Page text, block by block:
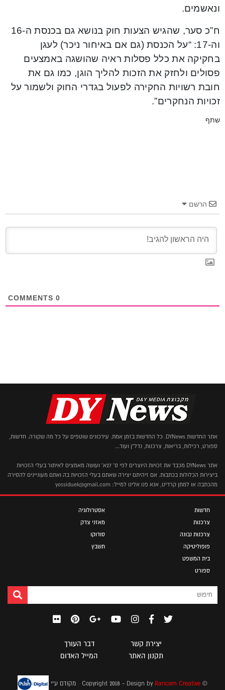
ונאשמים.
ח”כ סער, שהגיש הצעות חוק בנושא גם בכנסת ה-16
וה-17: “על הכנסת (גם אם באיחור ניכר) לעגן
בחקיקה את כלל פסלות ראיה שהושגה באמצעים
פסולים ולחזק את הזכות להליך הוגן, כמו גם את
חובת רשויות החקירה לפעול בגדרי החוק ולשמור על
זכויות הנחקרים”.
שתף
הרשם
0
אתר החדשות DYNews. כל החדשות בזמן אמת. עידכונים שוטפים על כל מה שקורה. חדשות,
ספורט, רכילות, בריאות, צרכנות, נדל"ן ועוד...
אתר DYNews מכבד את זכויות היוצרים לפי ס' 27א' ועושה מאמצים לאיתור בעלי הזכויות
ביצירות הכלולות בכתבות. אם זיהיתם יצירה שאתם בעלי הזכויות בה ואתם מעוניינים להסירה
מהכתבה או למתן קרדיט, אנא פנו אלינו למייל: yossiduek@gmail.com
חדשות
צרכנות
צרכנות נבונה
פופוליטיקה
בית המשפט
ספורט
אסטרולוגיה
מאזני צדק
סודוקו
תשבץ
יצירת קשר
דבר העורך
תקנון האתר
המייל האדום
© Copyright 2018 - Design by
Rancom Creative מקודם ע"י